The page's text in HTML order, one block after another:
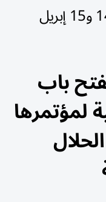
برعاية حاكم الشارقة وتنظمه 14 و15 إبريل
باب
لمؤتمرها